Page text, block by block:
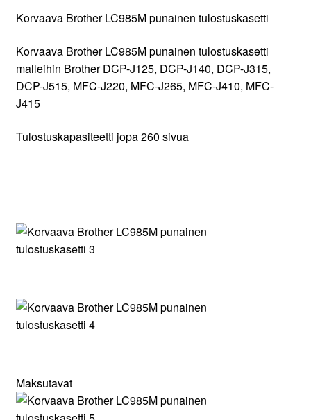
Korvaava Brother LC985M punainen tulostuskasetti
Korvaava Brother LC985M punainen tulostuskasetti
malleihin Brother DCP-J125, DCP-J140, DCP-J315,
DCP-J515, MFC-J220, MFC-J265, MFC-J410, MFC-
J415
Tulostuskapasiteetti jopa 260 sivua
Maksutavat